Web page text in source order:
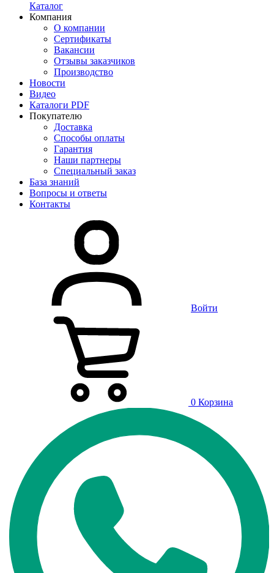
Каталог
Компания
О компании
Сертификаты
Вакансии
Отзывы заказчиков
Производство
Новости
Видео
Каталоги PDF
Покупателю
Доставка
Способы оплаты
Гарантия
Наши партнеры
Специальный заказ
База знаний
Вопросы и ответы
Контакты
Войти
0 Корзина